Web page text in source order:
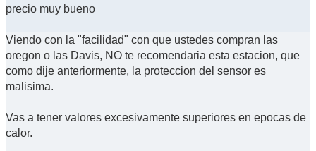
precio muy bueno
Viendo con la "facilidad" con que ustedes compran las
oregon o las Davis, NO te recomendaria esta estacion, que
como dije anteriormente, la proteccion del sensor es
malisima.
Vas a tener valores excesivamente superiores en epocas de
calor.